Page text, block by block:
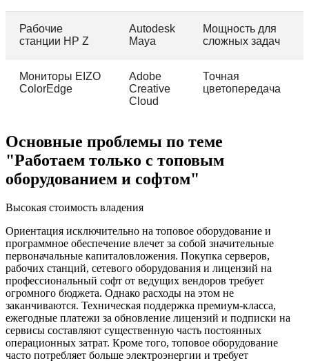
Рабочие
станции HP Z
Autodesk
Maya
Мощность для
сложных задач
Мониторы EIZO
ColorEdge
Adobe
Creative
Cloud
Точная
цветопередача
Основные проблемы по теме
"Работаем только с топовым
оборудованием и софтом"
Высокая стоимость владения
Ориентация исключительно на топовое оборудование и
программное обеспечение влечет за собой значительные
первоначальные капиталовложения. Покупка серверов,
рабочих станций, сетевого оборудования и лицензий на
профессиональный софт от ведущих вендоров требует
огромного бюджета. Однако расходы на этом не
заканчиваются. Техническая поддержка премиум-класса,
ежегодные платежи за обновление лицензий и подписки на
сервисы составляют существенную часть постоянных
операционных затрат. Кроме того, топовое оборудование
часто потребляет больше электроэнергии и требует